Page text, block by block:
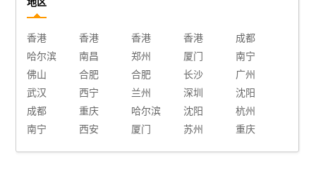
地区
香港 香港 香港 香港
成都
哈尔滨
南昌 郑州 厦门
南宁
佛山
合肥 合肥 长沙
广州
武汉
西宁 兰州 深圳
沈阳
成都
重庆 哈尔滨 沈阳
杭州
南宁
西安 厦门 苏州 重庆